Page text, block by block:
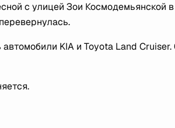
с улицей Зои Космодемьянской
KIA и Toyota Land